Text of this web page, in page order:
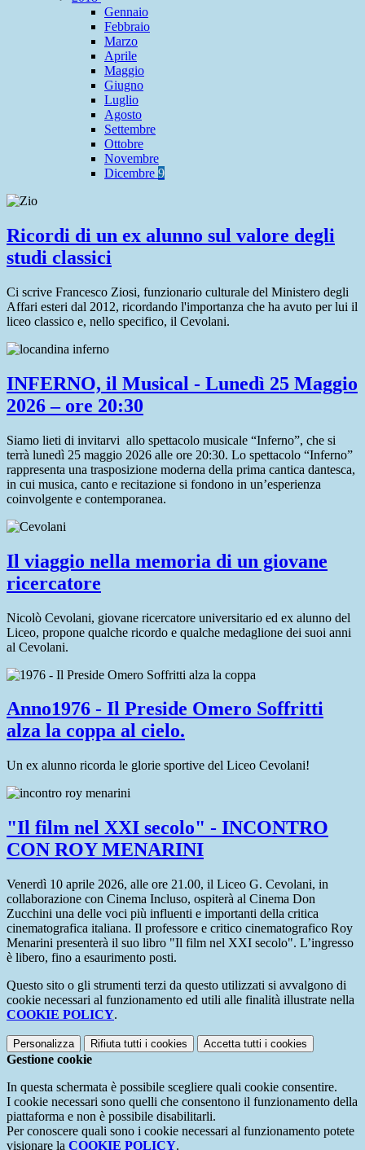
Gennaio
Febbraio
Marzo
Aprile
Maggio
Giugno
Luglio
Agosto
Settembre
Ottobre
Novembre
Dicembre 9
Ricordi di un ex alunno sul valore degli
studi classici
Ci scrive Francesco Ziosi, funzionario culturale del Ministero degli
Affari esteri dal 2012, ricordando l'importanza che ha avuto per lui il
liceo classico e, nello specifico, il Cevolani.
INFERNO, il Musical - Lunedì 25 Maggio
2026 – ore 20:30
Siamo lieti di invitarvi allo spettacolo musicale “Inferno”, che si
terrà lunedì 25 maggio 2026 alle ore 20:30. Lo spettacolo “Inferno”
rappresenta una trasposizione moderna della prima cantica dantesca,
in cui musica, canto e recitazione si fondono in un’esperienza
coinvolgente e contemporanea.
Il viaggio nella memoria di un giovane
ricercatore
Nicolò Cevolani, giovane ricercatore universitario ed ex alunno del
Liceo, propone qualche ricordo e qualche medaglione dei suoi anni
al Cevolani.
Anno1976 - Il Preside Omero Soffritti
alza la coppa al cielo.
Un ex alunno ricorda le glorie sportive del Liceo Cevolani!
"Il film nel XXI secolo" - INCONTRO
CON ROY MENARINI
Venerdì 10 aprile 2026, alle ore 21.00, il Liceo G. Cevolani, in
collaborazione con Cinema Incluso, ospiterà al Cinema Don
Zucchini una delle voci più influenti e importanti della critica
cinematografica italiana. Il professore e critico cinematografico Roy
Menarini presenterà il suo libro "Il film nel XXI secolo". L’ingresso
è libero, fino a esaurimento posti.
Questo sito o gli strumenti terzi da questo utilizzati si avvalgono di
cookie necessari al funzionamento ed utili alle finalità illustrate nella
COOKIE POLICY.
Personalizza Rifiuta tutti i cookies Accetta tutti i cookies
Gestione cookie
In questa schermata è possibile scegliere quali cookie consentire.
I cookie necessari sono quelli che consentono il funzionamento della
piattaforma e non è possibile disabilitarli.
Per conoscere quali sono i cookie necessari al funzionamento potete
visionare la COOKIE POLICY.